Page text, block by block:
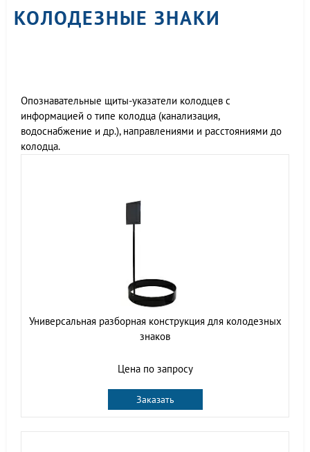
КОЛОДЕЗНЫЕ ЗНАКИ
Опознавательные щиты-указатели колодцев с
информацией о типе колодца (канализация,
водоснабжение и др.), направлениями и расстояниями до
колодца.
Универсальная разборная конструкция для колодезных
знаков
Цена по запросу
Заказать